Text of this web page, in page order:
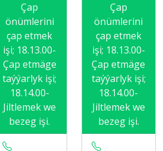
Çap
önümlerini
çap etmek
işi; 18.13.00-
Çap etmäge
taýýarlyk işi;
18.14.00-
Jiltlemek we
bezeg işi.
Çap
önümlerini
çap etmek
işi; 18.13.00-
Çap etmäge
taýýarlyk işi;
18.14.00-
Jiltlemek we
bezeg işi.